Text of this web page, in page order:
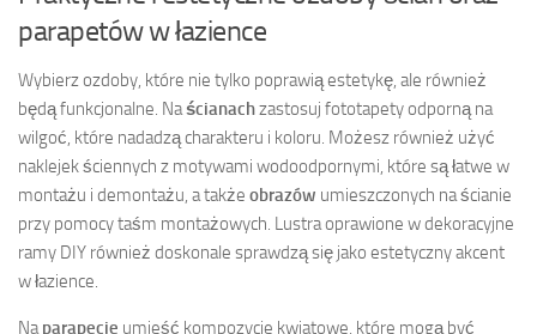
parapetów w łazience
Wybierz ozdoby, które nie tylko poprawią estetykę, ale również
będą funkcjonalne. Naścianachzastosuj fototapety odporną na
wilgoć, które nadadzą charakteru i koloru. Możesz również użyć
naklejek ściennych z motywami wodoodpornymi, które są łatwe w
montażu i demontażu, a także obrazów umieszczonych na ścianie
przy pomocy taśm montażowych. Lustra oprawione w dekoracyjne
ramy DIY również doskonale sprawdzą się jako estetyczny akcent
w łazience.
Naparapecie umieść kompozycje kwiatowe, które mogą być